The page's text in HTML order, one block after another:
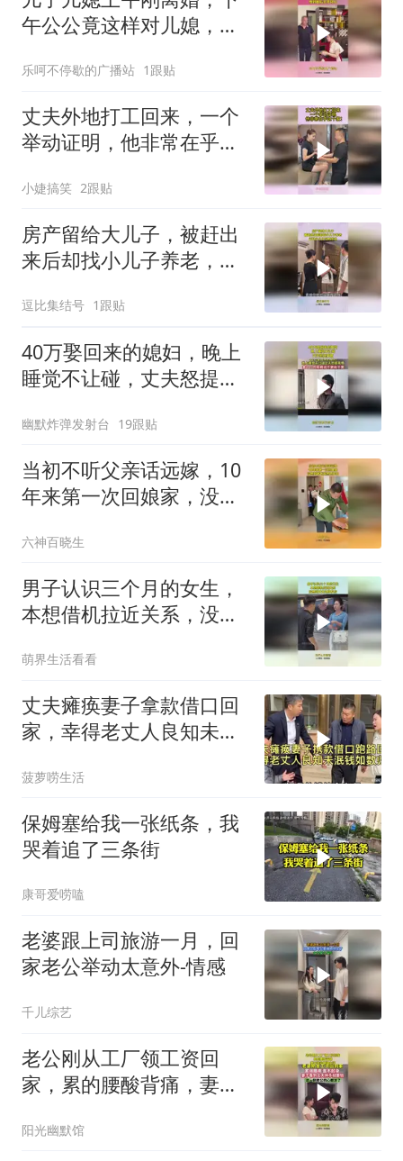
午公公竟这样对儿媳，爱
乐呵不停歇的广播站 1跟贴
丈夫外地打工回来，一个
举动证明，他非常在乎这
小婕搞笑 2跟贴
房产留给大儿子，被赶出
来后却找小儿子养老，还
逗比集结号 1跟贴
40万娶回来的媳妇，晚上
睡觉不让碰，丈夫怒提离
幽默炸弹发射台 19跟贴
当初不听父亲话远嫁，10
年来第一次回娘家，没想
六神百晓生
男子认识三个月的女生，
本想借机拉近关系，没想
萌界生活看看
丈夫瘫痪妻子拿款借口回
家，幸得老丈人良知未泯
菠萝唠生活
保姆塞给我一张纸条，我
哭着追了三条街
康哥爱唠嗑
老婆跟上司旅游一月，回
家老公举动太意外-情感
千儿综艺
老公刚从工厂领工资回
家，累的腰酸背痛，妻子
阳光幽默馆